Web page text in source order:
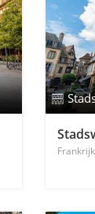
Frankrijk